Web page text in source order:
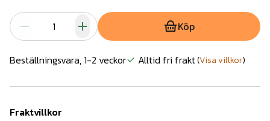
Köp
Beställningsvara, 1-2 veckor Alltid fri frakt(Visa villkor)
Fraktvillkor